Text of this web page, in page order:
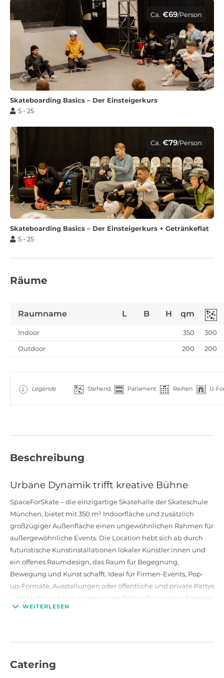
Ca. €69/Person
Skateboarding Basics – Der Einsteigerkurs
5 - 25
Ca. €79/Person
Skateboarding Basics – Der Einsteigerkurs + Getränkeflat
5 - 25
Räume
Raumname L B H qm
Indoor 350
300
Outdoor
200 200
Legende Stehend Parlament Reihen U-
Beschreibung
Urbane Dynamik trifft kreative Bühne
SpaceForSkate – die einzigartige Skatehalle der Skateschule
München, bietet mit 350 m² Indoorfläche und zusätzlich
großzügiger Außenfläche einen ungewöhnlichen Rahmen für
außergewöhnliche Events. Die Location hebt sich ab durch
futuristische Kunstinstallationen lokaler Künstler:innen und
ein offenes Raumdesign, das Raum für Begegnung,
Bewegung und Kunst schafft. Ideal für Firmen-Events, Pop-
up-Formate, Ausstellungen oder öffentliche und private Partys
– die Halle wird so zur expressiven Bühne für kreative Formate
in urbaner Atmosphäre.
für Teams
Für Unternehmen, die Teambuilding neu denken möchten,
bietet SpaceForSkate zahlreiche Möglichkeiten: Von
WEITERLESEN
Catering